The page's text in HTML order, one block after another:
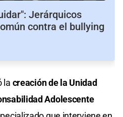
Jerárquicos
contra el bullying
la creación de la Unidad
Adolescente